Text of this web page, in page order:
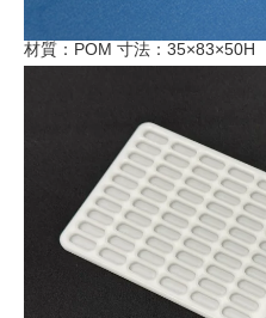
材質：POM 寸法：35×83×50H